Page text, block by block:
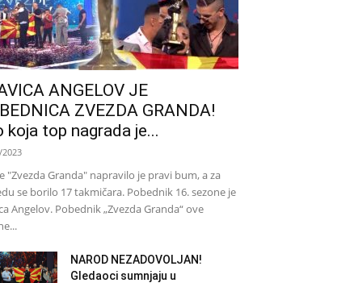
ANGELOV JE
ZVEZDA GRANDA!
koja top nagrada je...
"Zvezda Granda" napravilo je pravi bum, a za
se borilo 17 takmičara. Pobednik 16. sezone je
Angelov. Pobednik „Zvezda Granda“ ove
NAROD NEZADOVOLJAN!
Gledaoci sumnjaju u